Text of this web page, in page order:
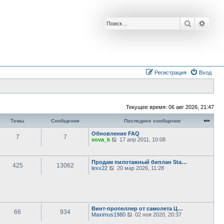
Поиск
Вход
Регистрация
Текущее время: 06 авг 2026, 21:47
Темы Сообщения Последнее сообщение
7 7
Обновление FAQ
vova_k
П
е
й
т
е
д
17 апр 2011, 10:08
425 13062
Продам пилотажный биплан Sta…
lexx22
П
и
к
п
20 мар 2026, 11:28
66 934
Винт-пропеллер от самолета Ц…
Maximus1980
П02 ноя 2020, 20:37